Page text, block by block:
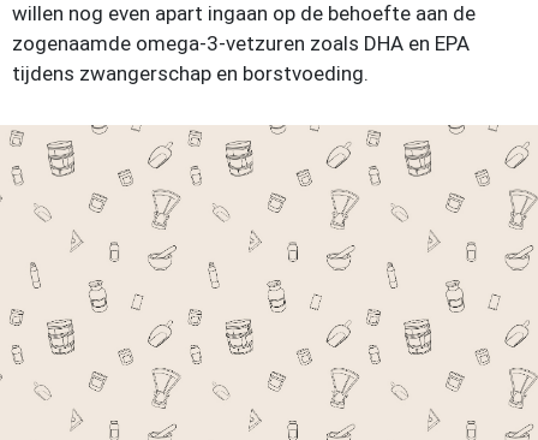
willen nog even apart ingaan op de behoefte aan de
zogenaamde omega-3-vetzuren zoals DHA en EPA
tijdens zwangerschap en borstvoeding.